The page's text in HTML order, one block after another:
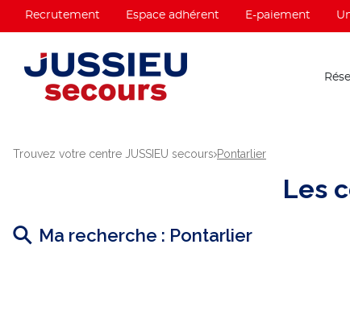
Recrutement Espace adhérent E-paiement
Trouvez votre centre JUSSIEU secours Pontarlier
Les
Ma recherche : Pontarlier